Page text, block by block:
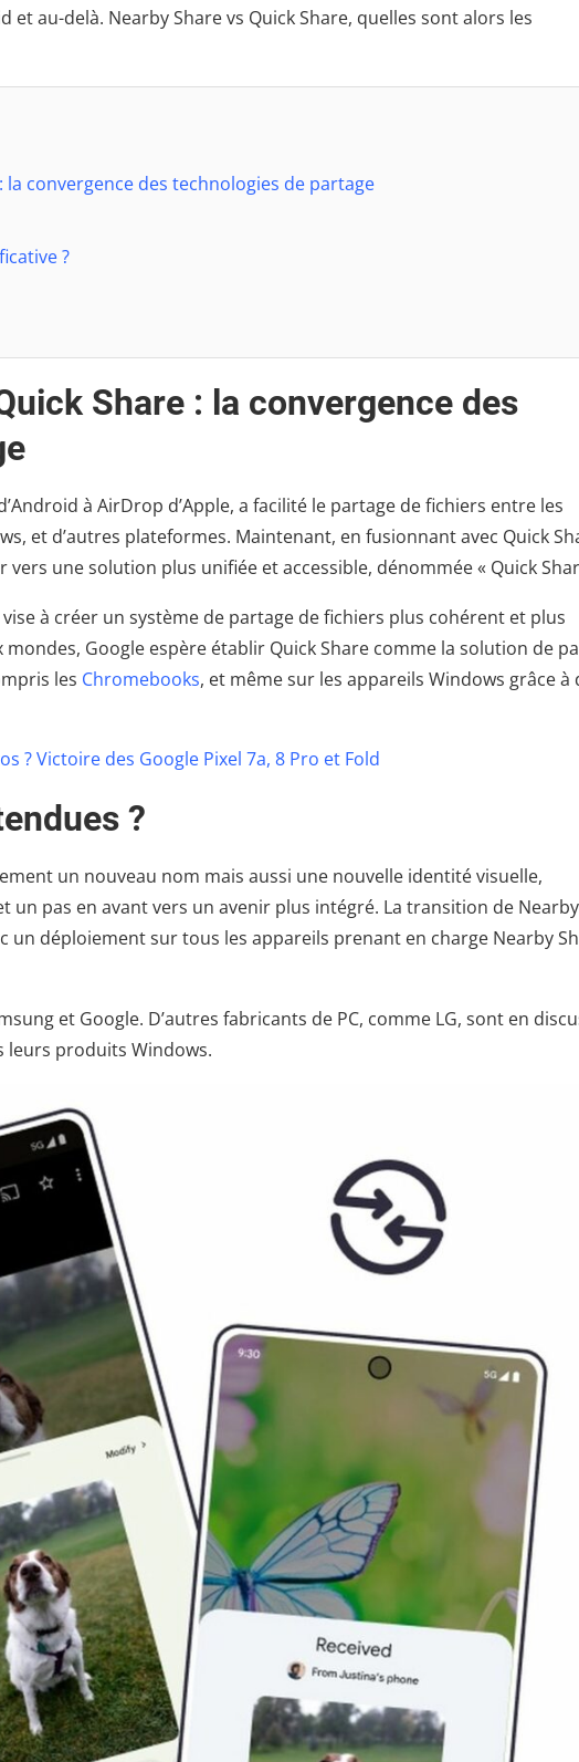
au-delà. Nearby Share vs Quick Share, quelles sont alors les
la convergence des technologies de partage
?
Share : la convergence des
à AirDrop d’Apple, a facilité le partage de fichiers entre les
et d’autres plateformes. Maintenant, en fusionnant avec Quick
une solution plus unifiée et accessible, dénommée « Quick
à créer un système de partage de fichiers plus cohérent et plus
Google espère établir Quick Share comme la solution de
les Chromebooks, et même sur les appareils Windows grâce à
? Victoire des Google Pixel 7a, 8 Pro et Fold
?
un nouveau nom mais aussi une nouvelle identité visuelle,
un pas en avant vers un avenir plus intégré. La transition de Nearby
un déploiement sur tous les appareils prenant en charge Nearby
et Google. D’autres fabricants de PC, comme LG, sont en
leurs produits Windows.